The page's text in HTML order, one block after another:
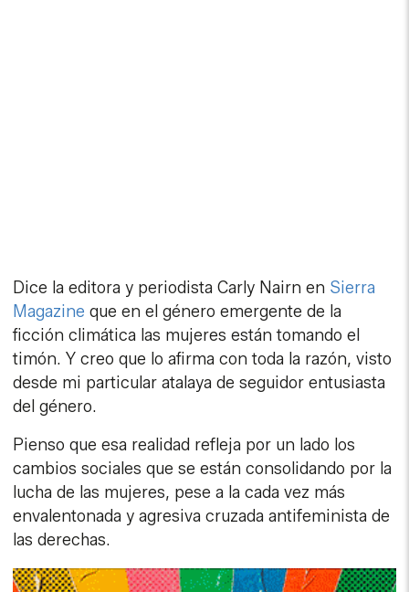
Dice la editora y periodista Carly Nairn en Sierra
Magazine que en el género emergente de la
ficción climática las mujeres están tomando el
timón. Y creo que lo afirma con toda la razón, visto
desde mi particular atalaya de seguidor entusiasta
del género.
Pienso que esa realidad refleja por un lado los
cambios sociales que se están consolidando por la
lucha de las mujeres, pese a la cada vez más
envalentonada y agresiva cruzada antifeminista de
las derechas.